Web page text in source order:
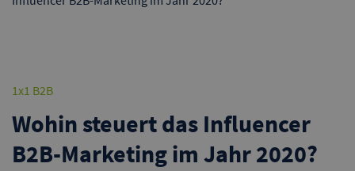
1x1 B2B
Wohin steuert das Influencer
B2B-Marketing im Jahr 2020?